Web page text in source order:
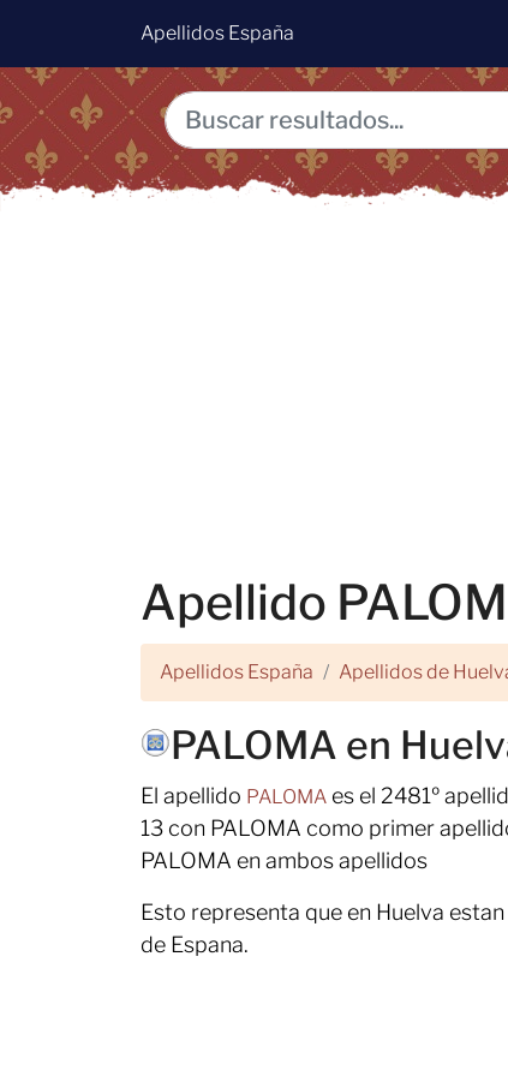
Apellidos España
Apellido
Apellidos España Apellidos de
PALOMA en
El apellido PALOMA es el 2481º
13 con PALOMA como primer
PALOMA en ambos apellidos
Esto representa que en Huelva
de Espana.